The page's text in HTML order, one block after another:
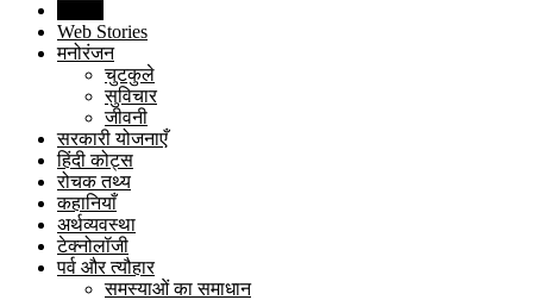
Web Stories
मनोरंजन
चुटकुले
सुविचार
जीवनी
सरकारी योजनाएँ
हिंदी कोट्स
रोचक तथ्य
कहानियाँ
अर्थव्यवस्था
टेक्नोलॉजी
पर्व और त्यौहार
समस्याओं का समाधान